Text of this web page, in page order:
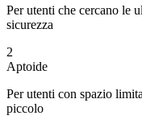
Per utenti che cercano le
sicurezza
2
Aptoide
Per utenti con spazio
piccolo